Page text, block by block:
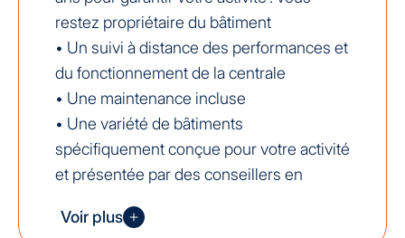
restez propriétaire du bâtiment
• Un suivi à distance des performances et
du fonctionnement de la centrale
• Une maintenance incluse
• Une variété de bâtiments
spécifiquement conçue pour votre activité
et présentée par des conseillers en
et sans engagement)
Voir plus